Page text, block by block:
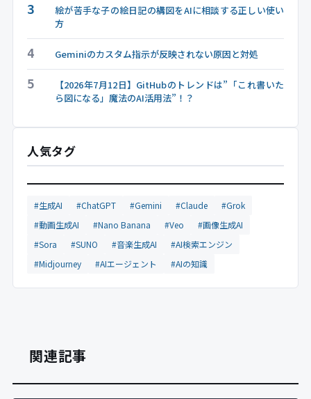
3
絵が苦手な子の絵日記の構図をAIに相談する正しい使い
方
4 Geminiのカスタム指示が反映されない原因と対処
5
【2026年7月12日】GitHubのトレンドは”「これ書いた
ら図になる」魔法のAI活用法”！？
人気タグ
#生成AI #ChatGPT #Gemini #Claude
#Grok
#動画生成AI
#Nano Banana #Veo
#画像生成AI
#Sora
#SUNO #音楽生成AI
#AI検索エンジン
#Midjourney
#AIエージェント #AIの知識
関連記事